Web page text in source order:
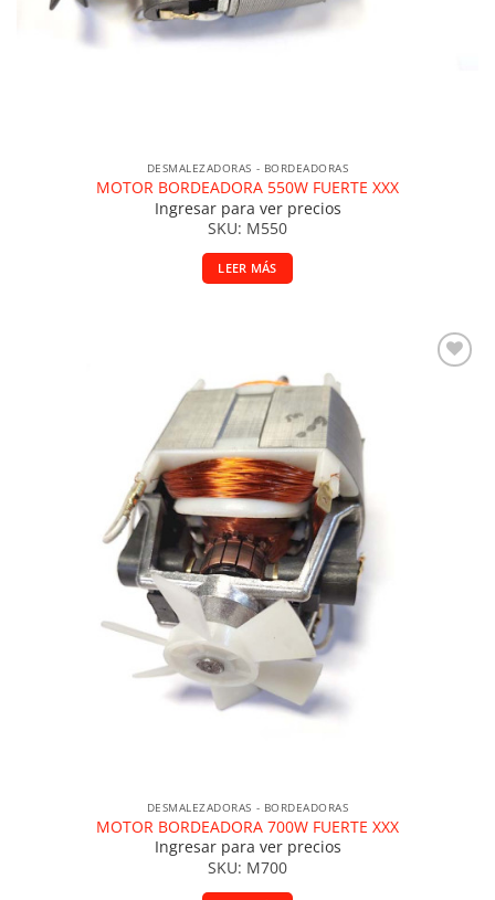
DESMALEZADORAS - BORDEADORAS
MOTOR BORDEADORA 550W FUERTE XXX
Ingresar para ver precios
SKU: M550
LEER MÁS
Añadir a la lista de deseos
DESMALEZADORAS - BORDEADORAS
MOTOR BORDEADORA 700W FUERTE XXX
Ingresar para ver precios
SKU: M700